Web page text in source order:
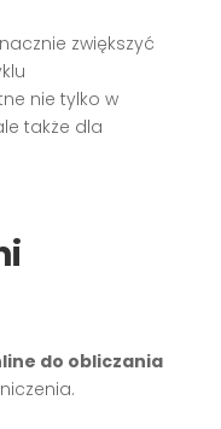
zwiększyć
nie tylko w
także dla
do obliczania